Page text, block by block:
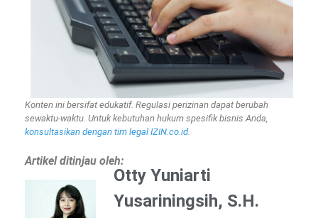
Konten ini bersifat edukatif. Regulasi perizinan dapat berubah
sewaktu-waktu. Untuk kebutuhan hukum spesifik bisnis Anda,
konsultasikan dengan tim legal IZIN.co.id.
Artikel ditinjau oleh:
Otty Yuniarti
Yusariningsih, S.H.